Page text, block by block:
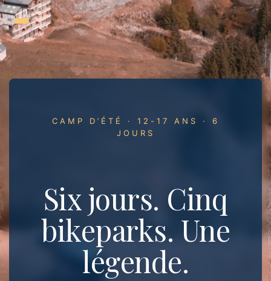
Aller
au
contenu
CAMP D’ÉTÉ · 12-17 ANS · 6
JOURS
Six jours. Cinq
bikeparks. Une
légende.